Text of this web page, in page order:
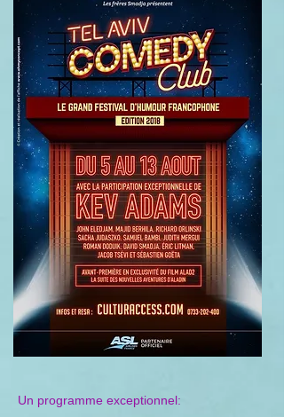
Un programme exceptionnel: